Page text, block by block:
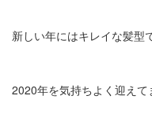
新しい年にはキレイな髪型
2020年を気持ちよく迎えて